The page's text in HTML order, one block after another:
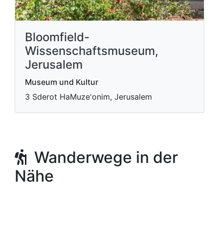
Bloomfield-
Wissenschaftsmuseum,
Jerusalem
Museum und Kultur
3 Sderot HaMuze'onim, Jerusalem
Wanderwege in der
Nähe